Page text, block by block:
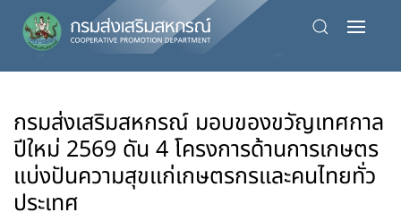
Skip
to
content
กรมส่งเสริมสหกรณ์ มอบของขวัญเทศกาล
ปีใหม่ 2569 ดัน 4 โครงการด้านการเกษตร
แบ่งปันความสุขแก่เกษตรกรและคนไทยทั่ว
ประเทศ